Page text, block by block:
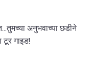
अनुभवाच्या छडीने
टूर गाइड!